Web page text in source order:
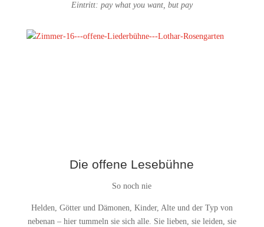
Eintritt: pay what you want, but pay
Die offene Lesebühne
So noch nie
Helden, Götter und Dämonen, Kinder, Alte und der Typ von
nebenan – hier tummeln sie sich alle. Sie lieben, sie leiden, sie